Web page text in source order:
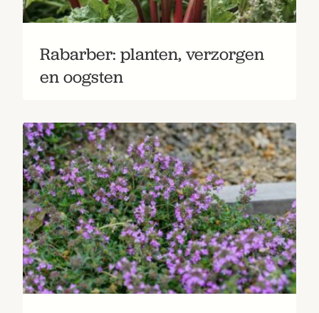
Rabarber: planten, verzorgen
en oogsten